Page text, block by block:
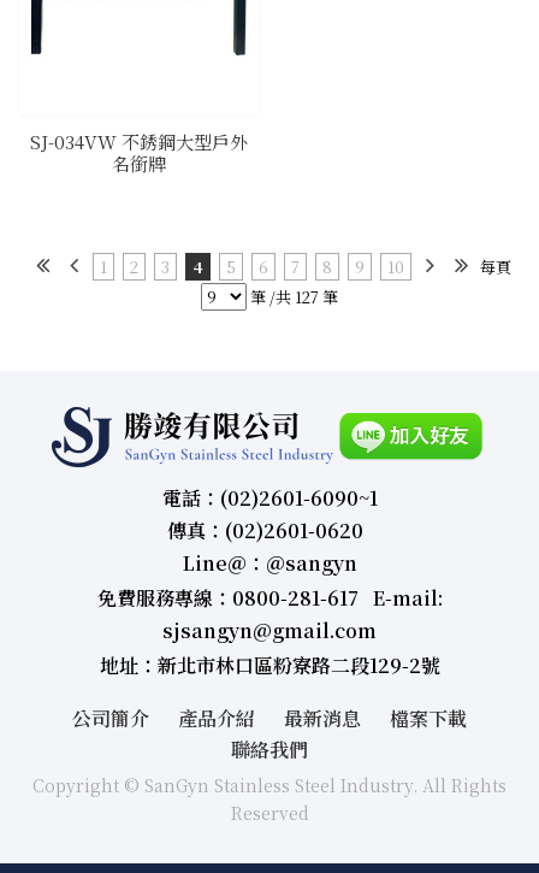
SJ-034VW 不銹鋼大型戶外
名銜牌
1 2 3 4 5 6 7 8 9 10
每頁
筆 /共 127 筆
電話：(02)2601-6090~1
傳真：(02)2601-0620
Line＠：＠sangyn
免費服務專線：0800-281-617 E-mail:
sjsangyn@gmail.com
地址：新北市林口區粉寮路二段129-2號
公司簡介
產品介紹 最新消息
檔案下載
聯絡我們
Copyright © SanGyn Stainless Steel Industry. All Rights
Reserved